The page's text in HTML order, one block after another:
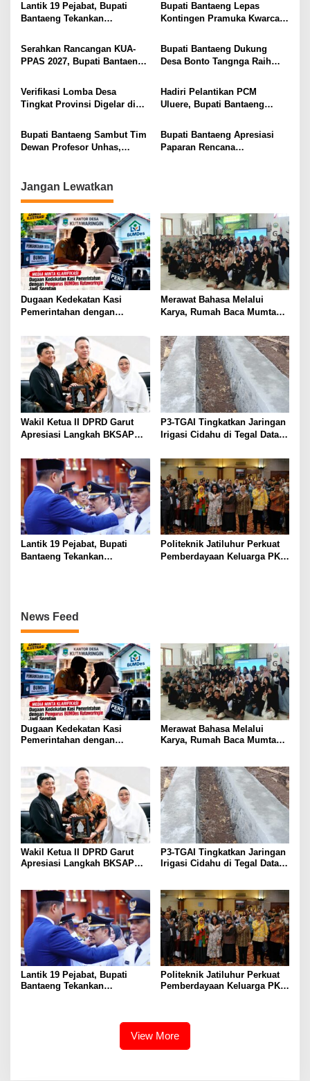
Lantik 19 Pejabat, Bupati
Bantaeng Tekankan
kepada Masyarakat
Bupati Bantaeng Lepas
Kontingen Pramuka Kwarcab
Nasional XII Tahun 2026
Serahkan Rancangan KUA-
PPAS 2027, Bupati Bantaeng
Pembangunan Daerah
Bupati Bantaeng Dukung
Desa Bonto Tangnga Raih
Tingkat Provinsi Sulsel 2026
Verifikasi Lomba Desa
Tingkat Provinsi Digelar di
Bantaeng Tegaskan
Komitmen Bangun Desa
Hadiri Pelantikan PCM
Uluere, Bupati Bantaeng
Muhammadiyah dalam
Membangun Daerah
Bupati Bantaeng Sambut Tim
Dewan Profesor Unhas,
Pembangunan Daerah
Bupati Bantaeng Apresiasi
Paparan Rencana
Jangan Lewatkan
Dugaan Kedekatan Kasi
Pemerintahan dengan
Kutawaringin Jadi Sorotan,
Media Minta Klarifikasi
Merawat Bahasa Melalui
Karya, Rumah Baca Mumtaz
Menulis Artikel bagi Generasi
Muda
Wakil Ketua II DPRD Garut
Apresiasi Langkah BKSAP
Ekonomi Garut Tembus Pasar
Internasional
P3-TGAI Tingkatkan Jaringan
Irigasi Cidahu di Tegal Datar
Lantik 19 Pejabat, Bupati
Bantaeng Tekankan
Politeknik Jatiluhur Perkuat
Pemberdayaan Keluarga PKH
News Feed
Dugaan Kedekatan Kasi
Pemerintahan dengan
Media Minta Klarifikasi
Merawat Bahasa Melalui
Karya, Rumah Baca Mumtaz
Muda
Wakil Ketua II DPRD Garut
Apresiasi Langkah BKSAP
Internasional
P3-TGAI Tingkatkan Jaringan
Irigasi Cidahu di Tegal Datar
Lantik 19 Pejabat, Bupati
Bantaeng Tekankan
Politeknik Jatiluhur Perkuat
Pemberdayaan Keluarga PKH
View More